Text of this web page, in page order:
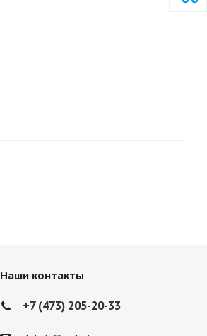
Наши контакты
+7 (473) 205-20-33